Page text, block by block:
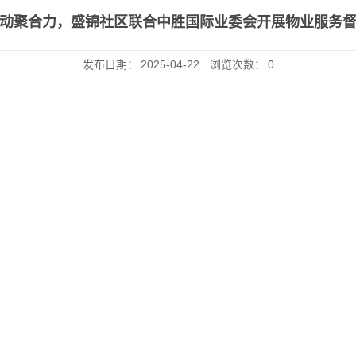
聚合力，盛锦社区联合中胜国际业委会开展物业服务
发布日期： 2025-04-22 浏览次数： 0